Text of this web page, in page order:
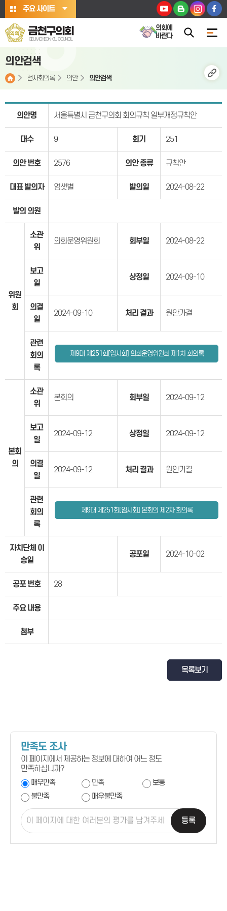
본문바로가기주요 사이트
금천구의회
GEUMCHEON-GU COUNCIL
의회에
바란다
의안검색
전자회의록 의안 의안검색
의안명 서울특별시 금천구의회 회의규칙 일부개정규칙안
대수 9 회기 251
의안 번호 2576 의안 종류 규칙안
대표 발의자 엄샛별 발의일 2024-08-22
발의 의원
위원
회
소관
위
의회운영위원회 회부일 2024-08-22
보고
일
상정일 2024-09-10
의결
일
2024-09-10 처리 결과 원안가결
관련
회의
록
제9대 제251회[임시회] 의회운영위원회 제1차 회의록
본회
의
소관
위
본회의 회부일 2024-09-12
보고
일
2024-09-12 상정일 2024-09-12
의결
일
2024-09-12 처리 결과 원안가결
관련
회의
록
제9대 제251회[임시회] 본회의 제2차 회의록
자치단체 이
송일
공포일 2024-10-02
공포 번호 28
주요 내용
첨부
목록보기
만족도 조사
이 페이지에서 제공하는 정보에 대하여 어느 정도
만족하십니까?
매우만족 만족
보통
불만족
매우불만족
등록